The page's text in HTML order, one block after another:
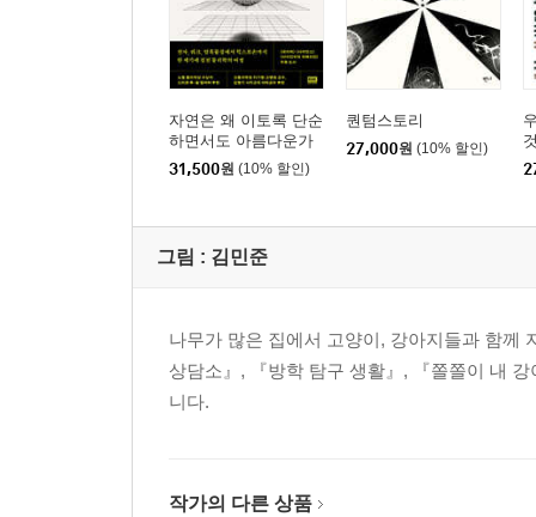
자연은 왜 이토록 단순
하면서도 아름다운가
31,500원 (10% 할인)
퀀텀스토리
27,000원 (10% 할인)
그림 : 김민준
나무가 많은 집에서 고양이, 강아지들과 함께
상담소』, 『방학 탐구 생활』, 『쫄쫄이 내
니다.
작가의 다른 상품